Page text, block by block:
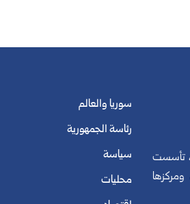
تأسست
ومركزها
سوريا والعالم
رئاسة الجمهورية
سياسة
محليات